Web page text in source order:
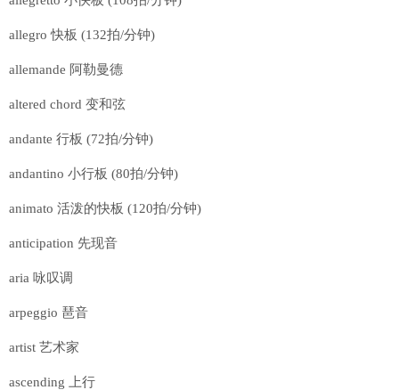
allegro 快板 (132拍/分钟)
allemande 阿勒曼德
altered chord 变和弦
andante 行板 (72拍/分钟)
andantino 小行板 (80拍/分钟)
animato 活泼的快板 (120拍/分钟)
anticipation 先现音
aria 咏叹调
arpeggio 琶音
artist 艺术家
ascending 上行